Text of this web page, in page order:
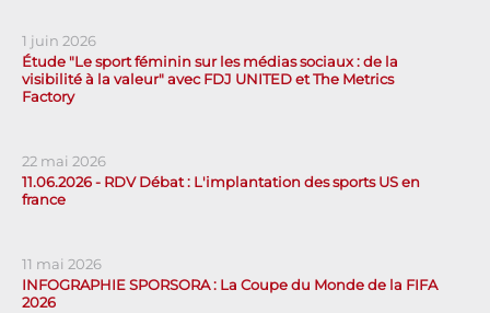
1 juin 2026
Étude "Le sport féminin sur les médias sociaux : de la
visibilité à la valeur" avec FDJ UNITED et The Metrics
Factory
22 mai 2026
11.06.2026 - RDV Débat : L'implantation des sports US en
france
11 mai 2026
INFOGRAPHIE SPORSORA : La Coupe du Monde de la FIFA
2026